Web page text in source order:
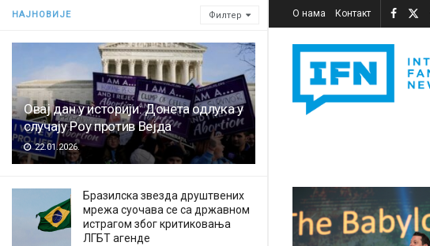
НАЈНОВИЈЕ Филтер
Овај дан у историји: Донета одлука у
случају Роу против Вејда
22.01.2026.
Бразилска звезда друштвених
мрежа суочава се са државном
истрагом због критиковања
ЛГБТ агенде
О нама Контакт